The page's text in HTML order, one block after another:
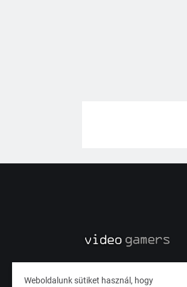
Weboldalunk sütiket használ, hogy